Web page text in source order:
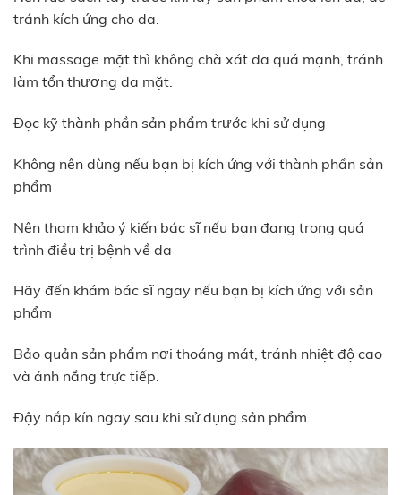
tránh kích ứng cho da.
Khi massage mặt thì không chà xát da quá mạnh, tránh
làm tổn thương da mặt.
Đọc kỹ thành phần sản phẩm trước khi sử dụng
Không nên dùng nếu bạn bị kích ứng với thành phần sản
phẩm
Nên tham khảo ý kiến bác sĩ nếu bạn đang trong quá
trình điều trị bệnh về da
Hãy đến khám bác sĩ ngay nếu bạn bị kích ứng với sản
phẩm
Bảo quản sản phẩm nơi thoáng mát, tránh nhiệt độ cao
và ánh nắng trực tiếp.
Đậy nắp kín ngay sau khi sử dụng sản phẩm.